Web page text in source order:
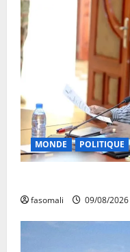
MONDE POLITIQUE
fasomali 09/08/2026